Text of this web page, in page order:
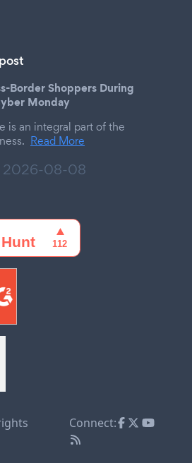
Border Shoppers During
Monday
is an integral part of the
Read More
2026-08-08
Connect: